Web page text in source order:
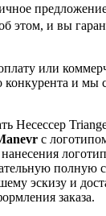
этом, и вы
или
конкурента и мы
Несессер
с
полную
эскизу и
заказа.